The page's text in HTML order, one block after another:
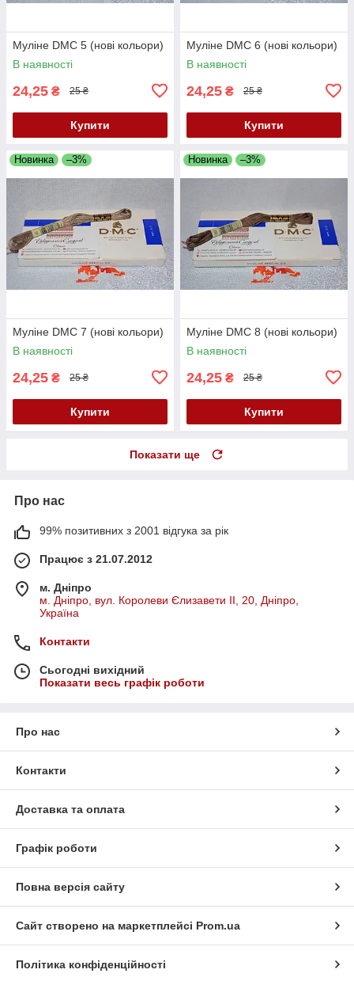
Муліне DMC 5 (нові кольори)
В наявності
24,25 ₴ 25 ₴
Купити
Муліне DMC 6 (нові кольори)
В наявності
24,25 ₴ 25 ₴
Купити
Новинка –3%
Муліне DMC 7 (нові кольори)
В наявності
24,25 ₴ 25 ₴
Купити
Новинка –3%
Муліне DMC 8 (нові кольори)
В наявності
24,25 ₴ 25 ₴
Купити
Показати ще
Про нас
99% позитивних з 2001 відгука за рік
Працює з 21.07.2012
м. Дніпро
м. Дніпро, вул. Королеви Єлизавети ІІ, 20, Дніпро,
Україна
Контакти
Сьогодні вихідний
Показати весь графік роботи
Про нас
Контакти
Доставка та оплата
Графік роботи
Повна версія сайту
Сайт створено на маркетплейсі Prom.ua
Політика конфіденційності